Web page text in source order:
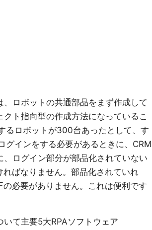
ロボットの共通部品をまず作成して
ト指向型の作成方法になっているこ
るロボットが300台あったとして、す
グインをする必要があるときに、CRM
ログイン部分が部品化されていない
ばなりません。部品化されていれ
必要がありません。これは便利です
て主要5大RPAソフトウェア